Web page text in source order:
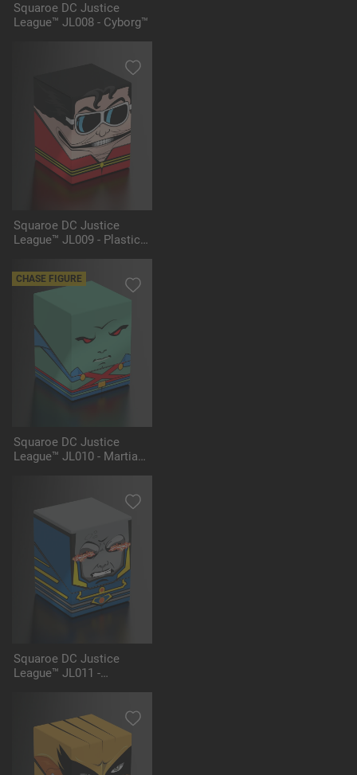
Squaroe DC Justice
League™ JL008 - Cyborg™
Squaroe DC Justice
League™ JL009 - Plastic
CHASE FIGURE
Squaroe DC Justice
League™ JL010 - Martian
Squaroe DC Justice
League™ JL011 -